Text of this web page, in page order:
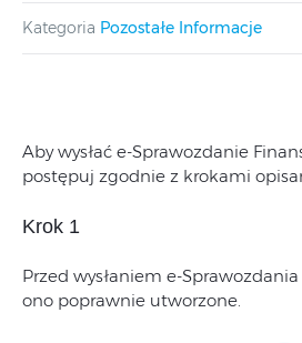
Kategoria Pozostałe Informacje
Aby wysłać e-Sprawozdanie
postępuj zgodnie z krokami
Krok 1
Przed wysłaniem e-
ono poprawnie utworzone.